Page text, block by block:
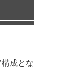
成とな